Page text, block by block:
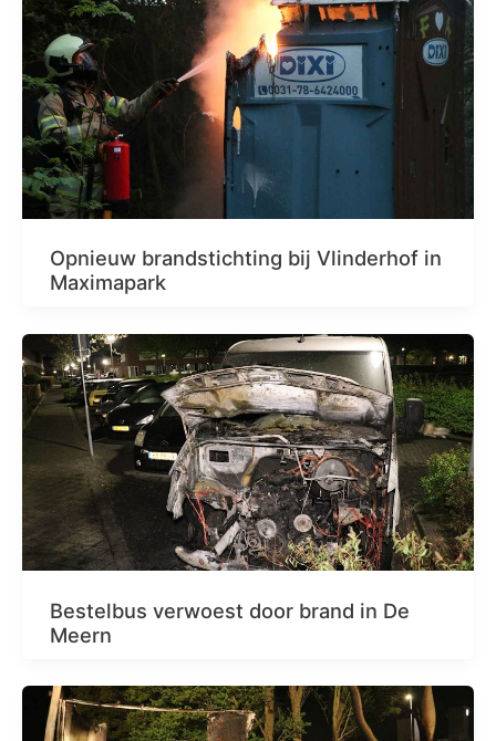
Opnieuw brandstichting bij Vlinderhof in
Maximapark
Bestelbus verwoest door brand in De
Meern